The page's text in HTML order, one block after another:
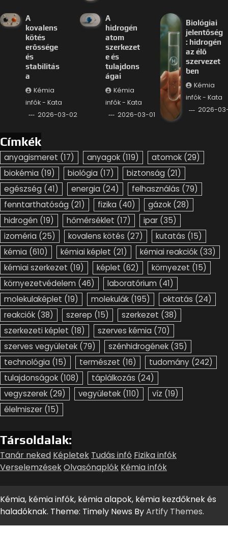
A
kovalens
kötés
erőssége
és
stabilitás
a
Kémia
infók - Kata
2026-03-02
A
hidrogén
atom
szerkezet
e és
tulajdons
ágai
Kémia
infók - Kata
2026-03-01
Biológiai
jelentőség
: hidrogén
az élő
szervezet
ben
Kémia
infók - Kata
2026-
Címkék
anyagismeret (17) anyagok (119) atomok (29)
biokémia (19) biológia (17) biztonság (21)
egészség (41) energia (24) felhasználás (79)
fenntarthatóság (21) fizika (40) gázok (28)
hidrogén (19) hőmérséklet (17) ipar (35)
izoméria (25) kovalens kötés (27) kutatás (15)
kémia (610) kémiai képlet (21) kémiai reakciók (33)
kémiai szerkezet (19) képlet (62) környezet (15)
környezetvédelem (46) laboratórium (41)
molekulaképlet (19) molekulák (195) oktatás (24)
reakciók (38) szerep (15) szerkezet (38)
szerkezeti képlet (18) szerves kémia (70)
szerves vegyületek (79) szénhidrogének (35)
technológia (15) természet (16) tudomány (242)
tulajdonságok (108) táplálkozás (24)
vegyszerek (29) vegyületek (110) víz (19)
élelmiszer (15)
Társoldalak:
Tanár neked Képletek Tudás infó Fizika infók
VerselemzésekOlvasónaplók Kémia infók
Kémia, kémia infók, kémia alapok, kémia kezdőknek és
haladóknak. Theme: Timely News ByArtify Themes.